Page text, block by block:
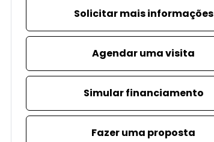
Solicitar mais informações
Agendar uma visita
Simular financiamento
Fazer uma proposta